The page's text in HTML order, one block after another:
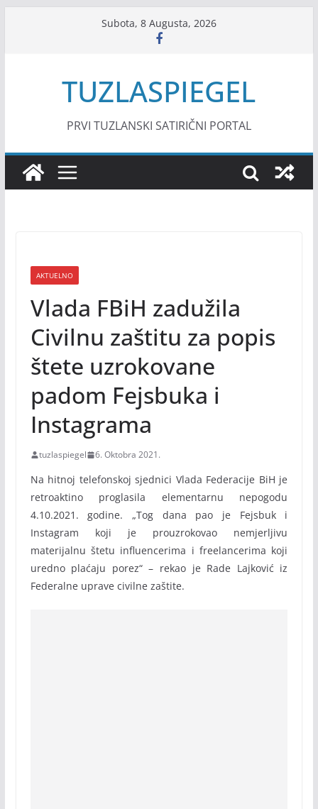
Subota, 8 Augusta, 2026
TUZLASPIEGEL
PRVI TUZLANSKI SATIRIČNI PORTAL
AKTUELNO
Vlada FBiH zadužila
Civilnu zaštitu za popis
štete uzrokovane
padom Fejsbuka i
Instagrama
tuzlaspiegel 6. Oktobra 2021.
Na hitnoj telefonskoj sjednici Vlada Federacije BiH je
retroaktino proglasila elementarnu nepogodu
4.10.2021. godine. „Tog dana pao je Fejsbuk i
Instagram koji je prouzrokovao nemjerljivu
materijalnu štetu influencerima i freelancerima koji
uredno plaćaju porez“ – rekao je Rade Lajković iz
Federalne uprave civilne zaštite.